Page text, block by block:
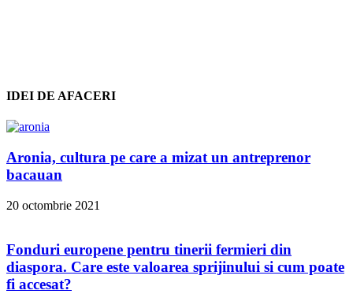
IDEI DE AFACERI
Aronia, cultura pe care a mizat un antreprenor
bacauan
20 octombrie 2021
Fonduri europene pentru tinerii fermieri din
diaspora. Care este valoarea sprijinului si cum poate
fi accesat?